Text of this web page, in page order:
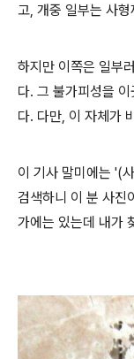
고, 개중 일부는 사
하지만 이쪽은 일부
다. 그 불가피성을
다. 다만, 이 자체가
이 기사 말미에는 '(
검색하니 이 분 사진
가에는 있는데 내가